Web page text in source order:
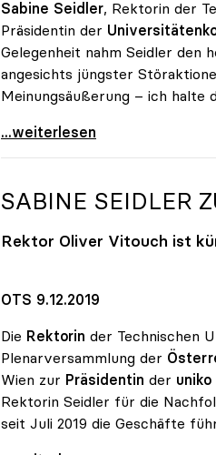
Sabine Seidler, Rektorin der
Präsidentin der
Gelegenheit nahm Seidler den
angesichts jüngster
Meinungsäußerung – ich halte
Seidler: „Universitäten sind
...weiterlesen
SABINE SEIDLER
Rektor Oliver Vitouch ist
OTS 9.12.2019
Die Rektorin der Technischen
Plenarversammlung der
Wien zur Präsidentin der uniko
Rektorin Seidler für die
seit Juli 2019 die Geschäfte